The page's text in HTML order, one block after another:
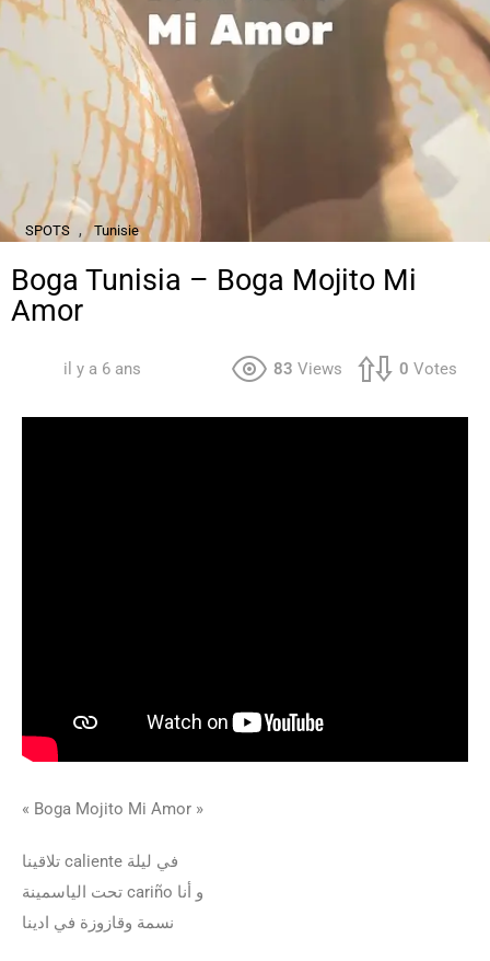
SPOTS , Tunisie
Boga Tunisia – Boga Mojito Mi
Amor
il y a 6 ans 83 Views 0 Votes
« Boga Mojito Mi Amor »
تلاقینا caliente في لیلة
تحت الیاسمینة cariño و أنا
نسمة وقازوزة في ادينا